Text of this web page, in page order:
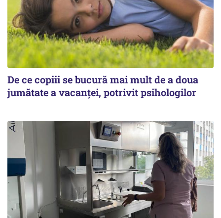
De ce copiii se bucură mai mult de a doua
jumătate a vacanței, potrivit psihologilor